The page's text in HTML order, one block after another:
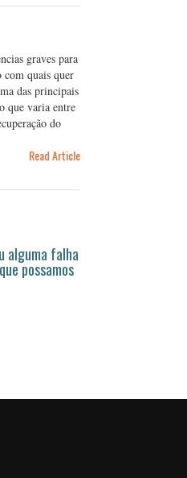
graves para
com quais quer
das principais
que varia entre
do
Read Article
alguma falha
possamos